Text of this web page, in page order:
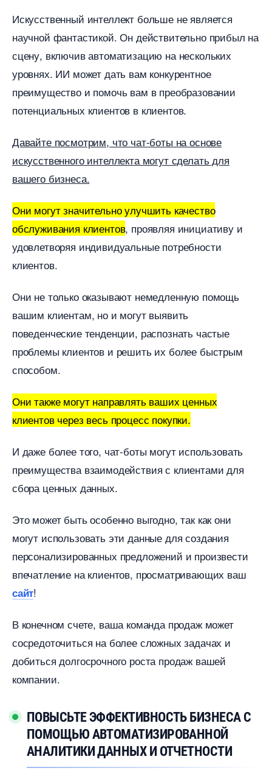
Искусственный интеллект больше не является
научной фантастикой. Он действительно прибыл на
сцену, включив автоматизацию на нескольких
уровнях. ИИ может дать вам конкурентное
преимущество и помочь вам в преобразовании
потенциальных клиентов в клиентов.
Давайте посмотрим, что чат-боты на основе
искусственного интеллекта могут сделать для
ашего бизнеса.
Они могут значительно улучшить качество
обслуживания клиенто, проявляя инициативу и
удовлетворяя индивидуальные потребности
клиентов.
Они не только оказывают немедленную помощь
ашим клиентам, но и могут выявить
поведенческие тенденции, распознать частые
проблемы клиентов и решить их более быстрым
способом.
Они также могут направлять ваших ценных
клиентов через весь процесс покупки.
И даже более того, чат-боты могут использовать
преимущества взаимодействия с клиентами для
сбора ценных данных.
Это может быть особенно выгодно, так как они
могут использовать эти данные для создания
персонализированных предложений и произвести
печатление на клиентов, просматривающих ваш
сайт!
конечном счете, ваша команда продаж может
сосредоточиться на более сложных задачах и
добиться долгосрочного роста продаж вашей
компании.
ПОВЫСЬТЕ ЭФФЕКТИВНОСТЬ БИЗНЕСА С
ПОМОЩЬЮ АВТОМАТИЗИРОВАННОЙ
АНАЛИТИКИ ДАННЫХ И ОТЧЕТНОСТИ